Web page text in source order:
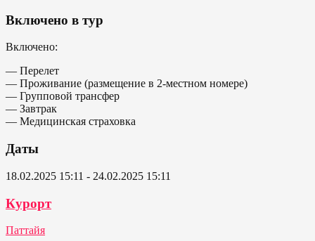
Включено в тур
Включено:
— Перелет
— Проживание (размещение в 2-местном номере)
— Групповой трансфер
— Завтрак
— Медицинская страховка
Даты
18.02.2025 15:11 - 24.02.2025 15:11
Курорт
Паттайя